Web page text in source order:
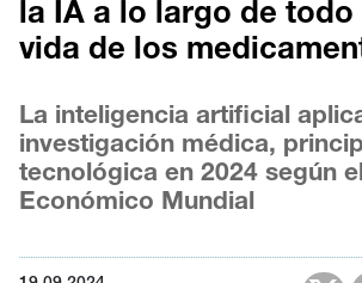
la IA a lo largo de
vida de los
La inteligencia artificial
investigación médica,
tecnológica en 2024 según
Económico Mundial